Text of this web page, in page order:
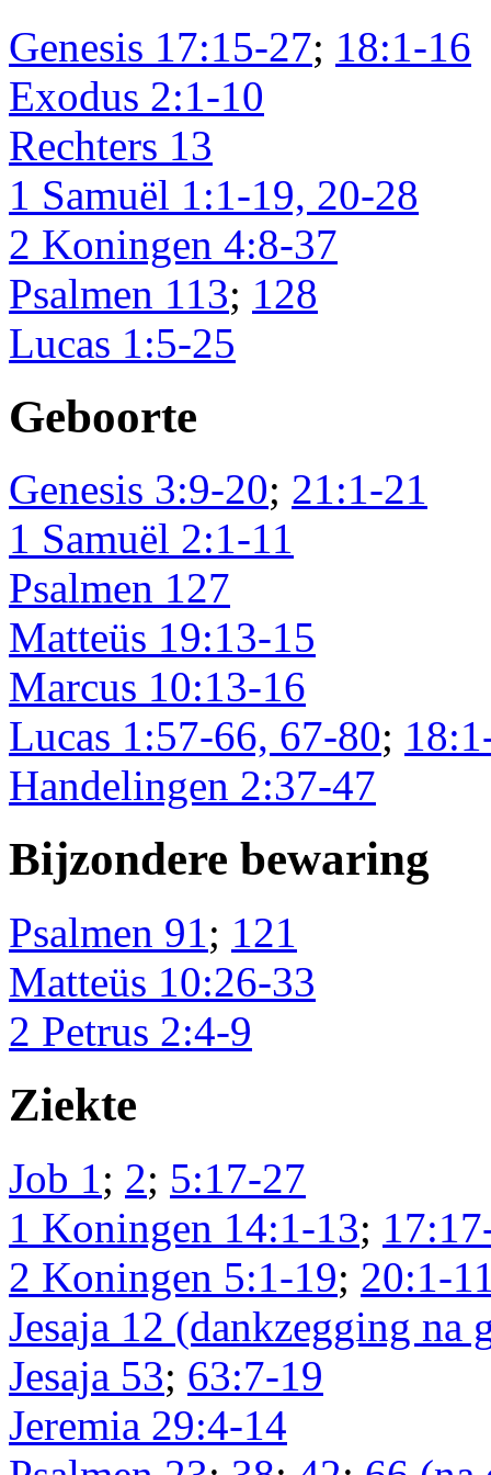
Genesis 17:15-27; 18:1-16
Exodus 2:1-10
Rechters 13
1 Samuël 1:1-19, 20-28
2 Koningen 4:8-37
Psalmen 113; 128
Lucas 1:5-25
Geboorte
Genesis 3:9-20; 21:1-21
1 Samuël 2:1-11
Psalmen 127
Matteüs 19:13-15
Marcus 10:13-16
Lucas 1:57-66, 67-80;
Handelingen 2:37-47
Bijzondere bewaring
Psalmen 91; 121
Matteüs 10:26-33
2 Petrus 2:4-9
Ziekte
Job 1; 2; 5:17-27
1 Koningen 14:1-13;
2 Koningen 5:1-19; 20:1-
Jesaja 12 (dankzegging na
Jesaja 53; 63:7-19
Jeremia 29:4-14